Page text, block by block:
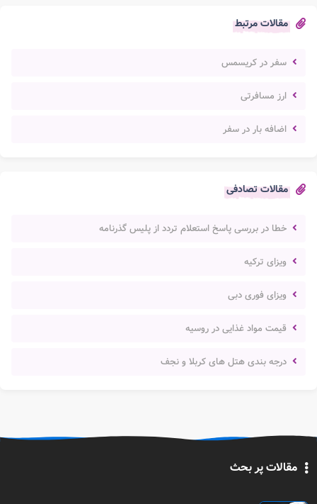
مقالات مرتبط
سفر در کریسمس
ارز مسافرتی
اضافه بار در سفر
مقالات تصادفی
خطا در بررسی پاسخ استعلام تردد از پلیس گذرنامه
ویزای ترکیه
ویزای فوری دبی
قیمت مواد غذایی در روسیه
درجه بندی هتل های کربلا و نجف
مقالات پر بحث